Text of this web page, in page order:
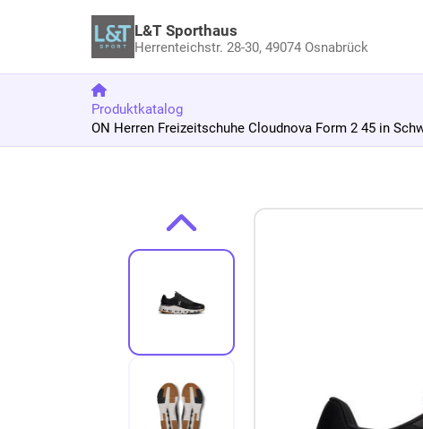
L&T Sporthaus
Herrenteichstr. 28-30,49074 Osnabrück
Produktkatalog
ON Herren Freizeitschuhe Cloudnova Form 2 45 in
Zur Produktbeschreibung springen